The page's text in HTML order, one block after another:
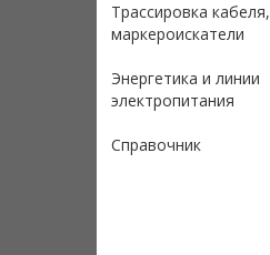
Трассировка кабеля,
маркероискатели
Энергетика и линии
электропитания
Справочник